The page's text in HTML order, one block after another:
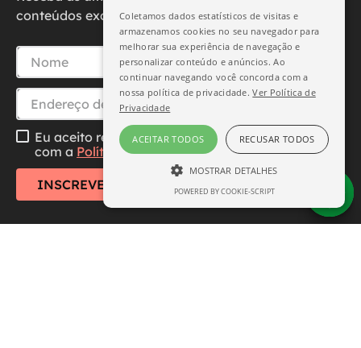
conteúdos exclusivos diretamente no seu e-mail.
Eu aceito receber essa newsletter, li e concordo
com a Política de Privacidade
INSCREVER-SE
Coletamos dados estatísticos de visitas e
armazenamos cookies no seu navegador para
melhorar sua experiência de navegação e
personalizar conteúdo e anúncios. Ao
continuar navegando você concorda com a
nossa política de privacidade.Ver Política de
Privacidade
ACEITAR TODOS RECUSAR TODOS
MOSTRAR DETALHES
ESTRITAMENTE NECESSÁRIO
POWERED BY COOKIE-SCRIPT